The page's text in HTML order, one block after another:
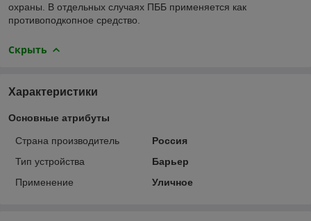
охраны. В отдельных случаях ПББ применяется как
противоподкопное средство.
Скрыть
Характеристики
Основные атрибуты
Страна производитель
Россия
Тип устройства
Барьер
Применение
Уличное